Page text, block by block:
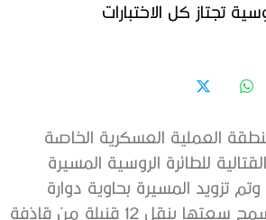
تجتاز كل الاختبارات
العملية العسكرية الخاصة
القتالية للطائرة الروسية المسيرة
وتم تزويد المسيرة بحاوية دوارة
يمكن استبدالها، تسمح سعتها بنقل 12 قنبلة من قاذفة